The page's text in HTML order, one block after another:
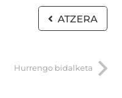
ATZERA
Hurrengo bidalketa